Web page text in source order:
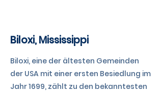
Biloxi, Mississippi
Biloxi, eine der ältesten Gemeinden
der USA mit einer ersten Besiedlung im
Jahr 1699, zählt zu den bekanntesten